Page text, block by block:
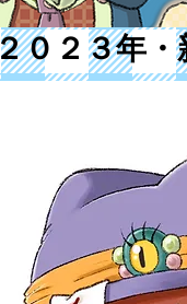
２０２３年